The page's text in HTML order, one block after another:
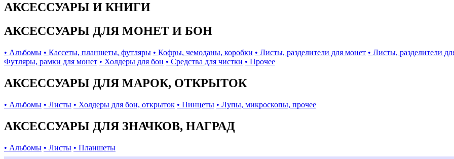
АКСЕССУАРЫ И КНИГИ
АКСЕССУАРЫ ДЛЯ МОНЕТ И БОН
• Альбомы • Кассеты, планшеты, футляры • Кофры, чемоданы, коробки • Листы, разделители для монет • Листы, разделители
Футляры, рамки для монет • Холдеры для бон • Средства для чистки • Прочее
АКСЕССУАРЫ ДЛЯ МАРОК, ОТКРЫТОК
• Альбомы • Листы • Холдеры для бон, открыток • Пинцеты • Лупы, микроскопы, прочее
АКСЕССУАРЫ ДЛЯ ЗНАЧКОВ, НАГРАД
• Альбомы • Листы • Планшеты